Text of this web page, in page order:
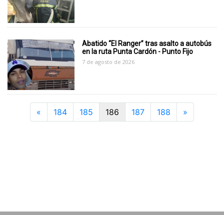
Abatido “El Ranger” tras asalto a autobús
en la ruta Punta Cardón - Punto Fijo
7 de agosto de 2026
« Previous
184 185 186 187 188 »